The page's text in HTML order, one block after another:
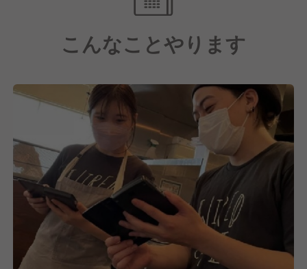
【料理について】
大きな特徴は、料理に関して良い意味で「ルールがな
お客様に「美味しい！」と喜んでいただけるものであ
れば、スタッフの見識や経験を活かしてメニュー開発
にチャレンジすることも可能です。
～スタッフの皆様に向けて～
現在、より良い職場環境づくりに力を入れており、勤
務時間の短縮も年々進んでいます。
その結果、スタッフの定着率も向上しており、働きや
すさを実感いただいています。
今後も快適で働きがいのある職場づくりに努めてまい
ります。
こんなことやります